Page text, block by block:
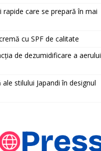
rapide care se prepară în mai
cu SPF de calitate
de dezumidificare a aerului
stilului Japandi în designul